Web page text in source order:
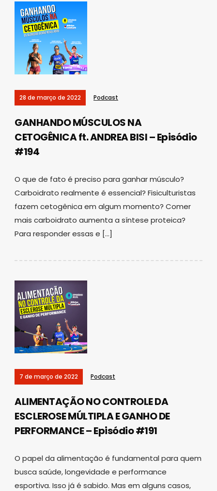
28 de março de 2022 Podcast
GANHANDO MÚSCULOS NA
CETOGÊNICA ft. ANDREA BISI – Episódio
#194
O que de fato é preciso para ganhar músculo?
Carboidrato realmente é essencial? Fisiculturistas
fazem cetogênica em algum momento? Comer
mais carboidrato aumenta a síntese proteica?
Para responder essas e […]
7 de março de 2022 Podcast
ALIMENTAÇÃO NO CONTROLE DA
ESCLEROSE MÚLTIPLA E GANHO DE
PERFORMANCE – Episódio #191
O papel da alimentação é fundamental para quem
busca saúde, longevidade e performance
esportiva. Isso já é sabido. Mas em alguns casos,